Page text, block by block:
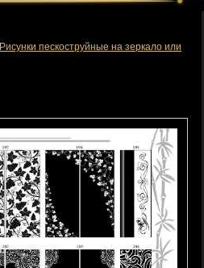
Рисунки пескоструйные на зеркало или